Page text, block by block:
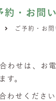
約・お問
ご予約・お問
わせは、お
す。
わせください